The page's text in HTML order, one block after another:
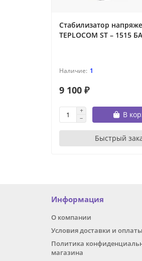
Стабилизатор
TEPLOCOM ST – 1515
1
9 100 ₽
В
Быстрый
Информация
О компании
Условия доставки и оплаты
Политика
магазина